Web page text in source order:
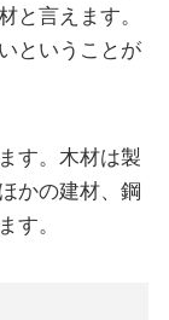
と言えます。
ということが
す。木材は製
かの建材、鋼
す。